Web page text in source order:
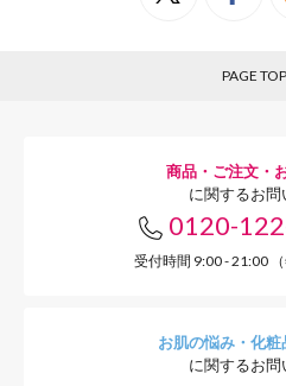
PAGE TOP
商品・ご注文・
に関するお問
0120-
受付時間 9:00 - 21:00
お肌の悩み・化
に関するお問